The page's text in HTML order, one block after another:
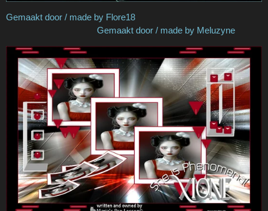
Gemaakt door / made by Flore18
Gemaakt door / made by Meluzyne